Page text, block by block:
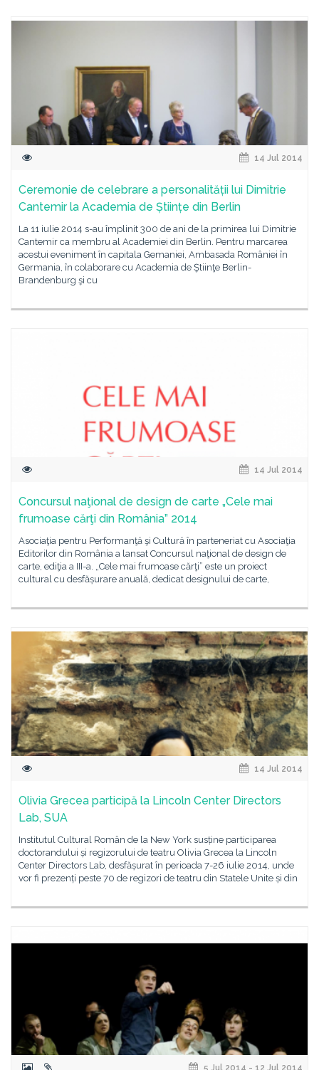
14 Jul 2014
Ceremonie de celebrare a personalității lui Dimitrie
Cantemir la Academia de Științe din Berlin
La 11 iulie 2014 s-au împlinit 300 de ani de la primirea lui Dimitrie
Cantemir ca membru al Academiei din Berlin. Pentru marcarea
acestui eveniment în capitala Gemaniei, Ambasada României în
Germania, în colaborare cu Academia de Ştiinţe Berlin-
Brandenburg şi cu
14 Jul 2014
Concursul naţional de design de carte „Cele mai
frumoase cărţi din România” 2014
Asociaţia pentru Performanţă şi Cultură în parteneriat cu Asociaţia
Editorilor din România a lansat Concursul naţional de design de
carte, ediţia a III-a. „Cele mai frumoase cărţi” este un proiect
cultural cu desfășurare anuală, dedicat designului de carte,
14 Jul 2014
Olivia Grecea participă la Lincoln Center Directors
Lab, SUA
Institutul Cultural Român de la New York susține participarea
doctorandului și regizorului de teatru Olivia Grecea la Lincoln
Center Directors Lab, desfășurat în perioada 7-26 iulie 2014, unde
vor fi prezenți peste 70 de regizori de teatru din Statele Unite și din
5 Jul 2014 - 12 Jul 2014